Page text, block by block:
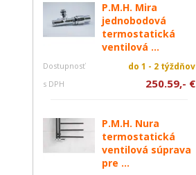
P.M.H. Mira
jednobodová
termostatická
ventilová ...
Dostupnosť do 1 - 2 týždňov
s DPH 250.59,- €
P.M.H. Nura
termostatická
ventilová súprava
pre ...